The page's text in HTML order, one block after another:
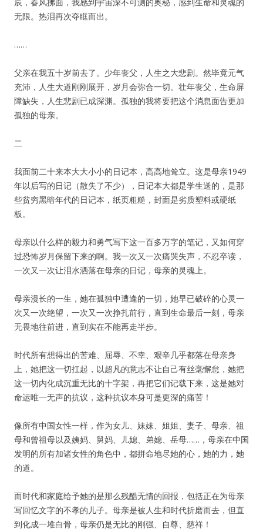
无限。热泪再次夺眶而出。
……
父亲在我五十岁前去了。少年丧父，人生之大悲剧。然毕竟元气
充沛，人生大道刚刚展开，岁月会弥合一切。壮年丧父，生命屏
障缺失，人生悲剧已成深渊。孤独的我将要把这个消息面告更加
孤独的母亲。
二
我面前二十来本大大小小的日记本，高高地耸立。这是母亲1949
年以后写的日记（散失了不少），日记本大都是学生送的，是那
些贫穷黑暗年代的日记本，纸页粗糙，封面是劣质塑料或硬纸
板。
母亲以什么样的毅力和勇气写下这一百多万字的笔记，又如何穿
过恐怖岁月保留下来的啊。我一次又一次痛哭失声，不忍卒读，
一次又一次让泪水洒落在母亲的日记，母亲的灵魂上。
母亲漫长的一生，她在孤独中遭逢的一切，她早已破碎的心灵一
次又一次绝望，一次又一次挣扎前行，直到生命最后一刻，母亲
无畏地往前进，直到实在不能再走半步。
时代所有想得出的苦难、屈辱、不幸、艰辛几乎都落在母亲身
上，她把这一切扛起，以超凡的意志不让自己有丝毫懈怠，她把
这一切内化成沉重无比的十字架，再把它们记载下来，这是她对
命运唯一无声的抗议，这种抗议本身可是更深的痛苦！
像所有中国女性一样，作为女儿、妹妹、姐姐、妻子、母亲、祖
母和曾祖母以及姨妈、舅妈、儿媳、弟媳、岳母……，母亲在中国
发明的所有加诸女性的角色中，都拼命地尽她的心，她的力，她
的道。
而时代和家庭给予她的是那么残酷无情的回报，包括正在为母亲
写回忆文字的不孝的儿子。母亲是被人生和时代折磨而去，但直
到化成一堆白骨，母亲仍是无比的刚强、自尊、慈祥！